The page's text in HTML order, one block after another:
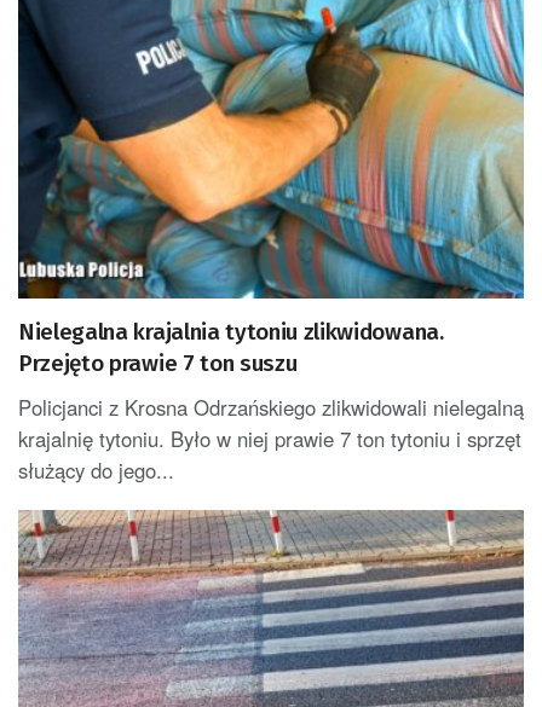
Nielegalna krajalnia tytoniu zlikwidowana.
Przejęto prawie 7 ton suszu
Policjanci z Krosna Odrzańskiego zlikwidowali nielegalną
krajalnię tytoniu. Było w niej prawie 7 ton tytoniu i sprzęt
służący do jego...